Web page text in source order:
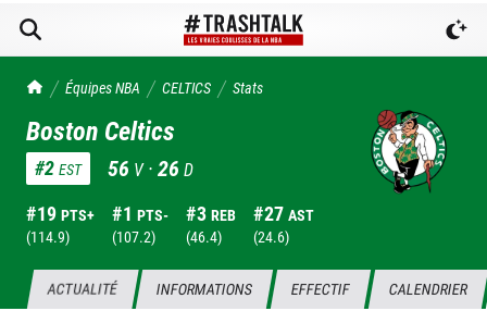
TrashTalk Actu NBA
Équipes NBA CELTICS Stats
Boston Celtics
#2 EST 56 V ·26 D
#19 PTS+
(114.9)
#1 PTS-
(107.2)
#3 REB
(46.4)
#27 AST
(24.6)
ACTUALITÉ INFORMATIONS EFFECTIF CALENDRIER